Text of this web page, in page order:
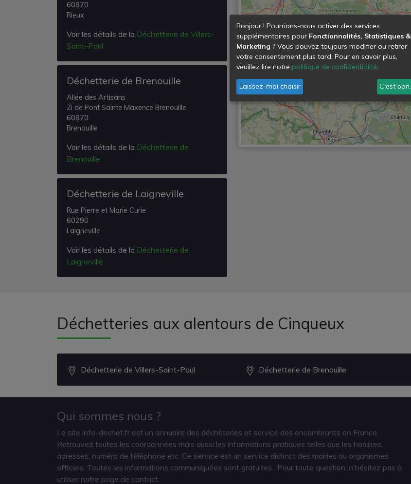
60870
Rieux
Voir les détails de la Déchetterie de Villers-
Saint-Paul
Déchetterie de Brenouille
Allée des Artisans
Zi de Pont Sainte Maxence Brenouille
60870
Brenouille
Voir les détails de la Déchetterie de
Brenouille
Déchetterie de Laigneville
Rue Pierre et Marie Curie
60290
Laigneville
Voir les détails de la Déchetterie de
Laigneville
Déchetteries aux alentours de Cinqueux
Déchetterie de Villers-Saint-Paul Déchetterie de Brenouille
Qui sommes nous ?
Le site info-dechet.fr est un annuaire des déchèteries et service des encombrants en France.
Retrouvez toutes les coordonnées mais aussi les informations pratiques telles que les horaires,
adresses, numéro de téléphone etc. Ce service est un service distinct des mairies ou organismes
officiels. Toutes les informations communiquées sont gratuites . Pour toute question, n'hésitez pas à
utiliser notre page de contact.
Bonjour ! Pourrions-nous activer des services
supplémentaires pour Fonctionnalités, Statistiques &
Marketing ? Vous pouvez toujours modifier ou retirer
votre consentement plus tard. Pour en savoir plus,
veuillez lire notre politique de confidentialité.
Laissez-moi choisir C'est bon.